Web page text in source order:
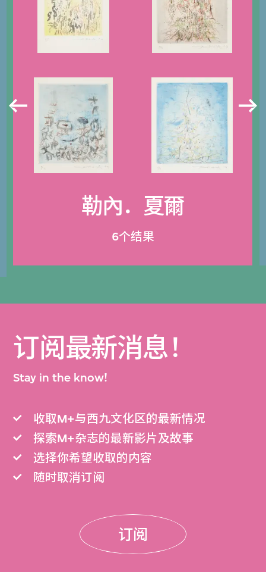
勒內．夏爾
6个结果
订阅最新消息！
Stay in the know!
收取M+与西九文化区的最新情况
探索M+杂志的最新影片及故事
选择你希望收取的内容
随时取消订阅
订阅